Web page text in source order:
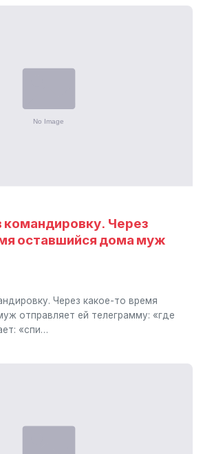
командировку. Через
оставшийся дома муж
Через какое-то время
отправляет ей телеграмму: «где
«спи…